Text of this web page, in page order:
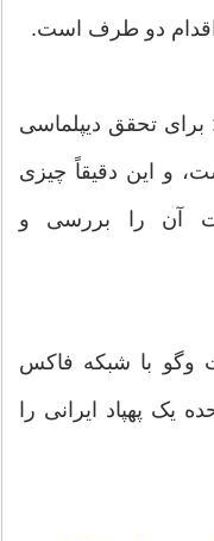
اقدام دو طرف است.
تحقق دیپلماسی
و این دقیقاً چیزی
آن را بررسی و
وگو با شبکه فاکس
یک پهپاد ایرانی را